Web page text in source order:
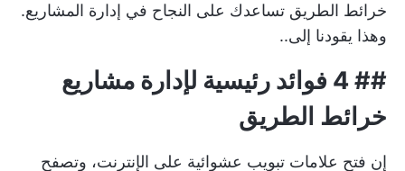
خرائط الطريق تساعدك على النجاح في إدارة المشاريع.
وهذا يقودنا إلى..
## 4 فوائد رئيسية لإدارة مشاريع
خرائط الطريق
إن فتح علامات تبويب عشوائية على الإنترنت، وتصفح